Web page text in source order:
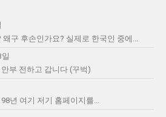
구 후손인가요? 실제로 한국인 중에...
부 전하고 갑니다 (꾸벅)
년 여기 저기 홈페이지를...